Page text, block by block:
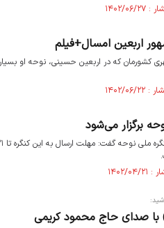
اربعین امسال+فیلم
کشورمان که در اربعین حسینی، نوحه او
برگزار می‌شود
با صدای حاج محمود کریمی